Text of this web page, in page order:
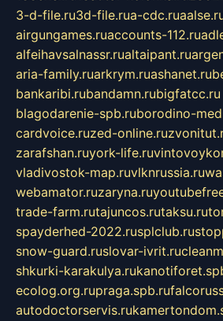
3-d-file.ru3d-file.rua-cdc.ru
airgungames.ruaccounts-112.ru
alfeihavsalnassr.rualtaipant.ru
aria-family.ruarkrym.ruashanet.ru
bankaribi.rubandamn.rubigfatcc.ru
blagodarenie-spb.ruborodino-
cardvoice.ruzed-online.ru
zarafshan.ruyork-life.ru
vladivostok-map.ruvlknrussia.ru
webamator.ruzaryna.ru
trade-farm.rutajuncos.rutaksu.ru
spayderhed-2022.rusplclub.ru
snow-guard.ruslovar-ivrit.ru
shkurki-karakulya.ru
ecolog.org.rupraga.spb.ru
autodoctorservis.ru